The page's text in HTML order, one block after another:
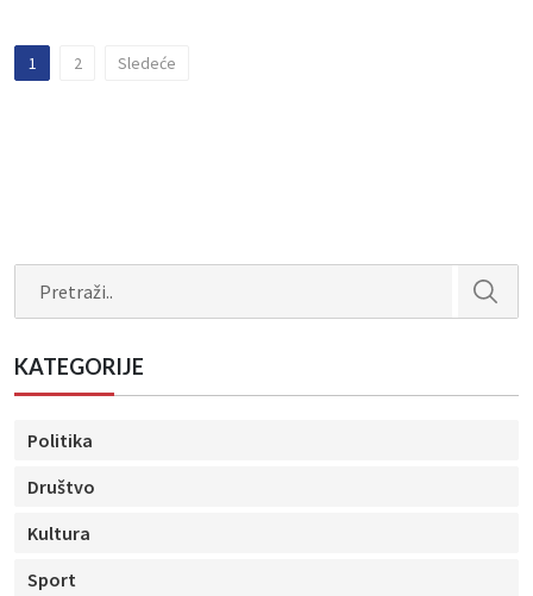
1 2 Sledeće
KATEGORIJE
Politika
Društvo
Kultura
Sport